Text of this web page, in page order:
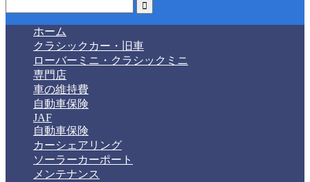
ホーム
クラシックカー・旧車
ローバーミニ・クラシックミニ
専門店
車の維持費
自動車保険
JAF
自動車保険
カーシェアリング
ソーラーカーポート
メンテナンス